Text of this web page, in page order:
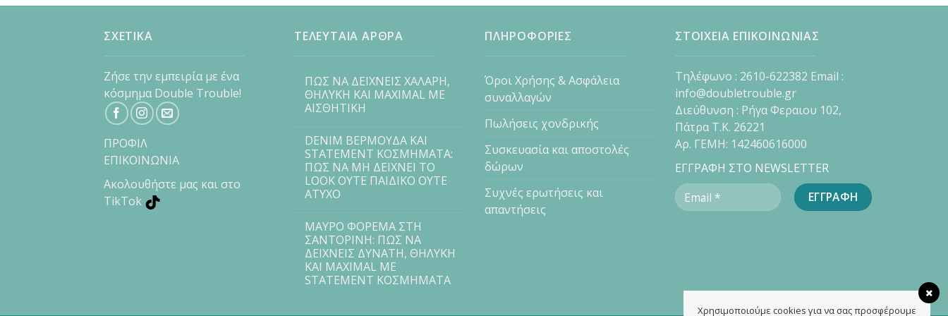
ΣΧΕΤΙΚΑ
Ζήσε την εμπειρία με ένα
κόσμημα Double Trouble!
ΠΡΟΦΙΛ
ΕΠΙΚΟΙΝΩΝΙΑ
Ακολουθήστε μας και στο
TikTok
ΤΕΛΕΥΤΑΙΑ ΑΡΘΡΑ
ΠΩΣ ΝΑ ΔΕΙΧΝΕΙΣ ΧΑΛΑΡΗ,
ΘΗΛΥΚΗ ΚΑΙ MAXIMAL ΜΕ
ΑΙΣΘΗΤΙΚΗ
DENIM ΒΕΡΜΟΥΔΑ ΚΑΙ
STATEMENT ΚΟΣΜΗΜΑΤΑ:
ΠΩΣ ΝΑ ΜΗ ΔΕΙΧΝΕΙ ΤΟ
LOOK ΟΥΤΕ ΠΑΙΔΙΚΟ ΟΥΤΕ
ΑΤΥΧΟ
ΜΑΥΡΟ ΦΟΡΕΜΑ ΣΤΗ
ΣΑΝΤΟΡΙΝΗ: ΠΩΣ ΝΑ
ΔΕΙΧΝΕΙΣ ΔΥΝΑΤΗ, ΘΗΛΥΚΗ
ΚΑΙ MAXIMAL ΜΕ
STATEMENT ΚΟΣΜΗΜΑΤΑ
ΠΛΗΡΟΦΟΡΙΕΣ
Όροι Χρήσης & Ασφάλεια
συναλλαγών
Πωλήσεις χονδρικής
Συσκευασία και αποστολές
δώρων
Συχνές ερωτήσεις και
απαντήσεις
ΣΤΟΙΧΕΙΑ ΕΠΙΚΟΙΝΩΝΙΑΣ
Τηλέφωνο : 2610-622382 Email :
info@doubletrouble.gr
Διεύθυνση : Ρήγα Φεραιου 102,
Πάτρα Τ.Κ. 26221
Αρ. ΓΕΜΗ: 142460616000
ΕΓΓΡΑΦΗ ΣΤΟ NEWSLETTER
Χρησιμοποιούμε cookies για να σας προσφέρουμε